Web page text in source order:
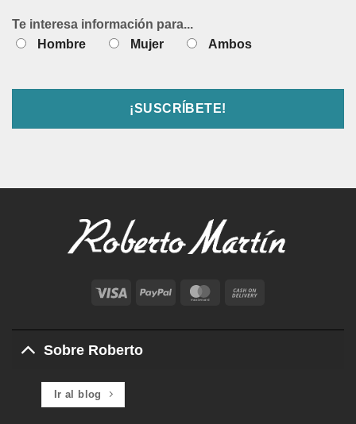
Te interesa información para...
Hombre
Mujer Ambos
Visa PayPal MasterCard
Delivery
Sobre Roberto
Ir al blog